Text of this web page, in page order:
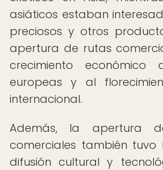
asiáticos estaban
preciosos y otros
apertura de rutas
crecimiento económico
europeas y al
internacional.
Además, la apertura
comerciales también
difusión cultural y